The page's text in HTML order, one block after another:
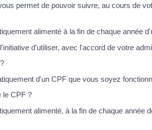
permet de pouvoir suivre, au cours de
alimenté à la fin de chaque année
d'utiliser, avec l'accord de votre
d'un CPF que vous soyez
le CPF ?
alimenté, à la fin de chaque année